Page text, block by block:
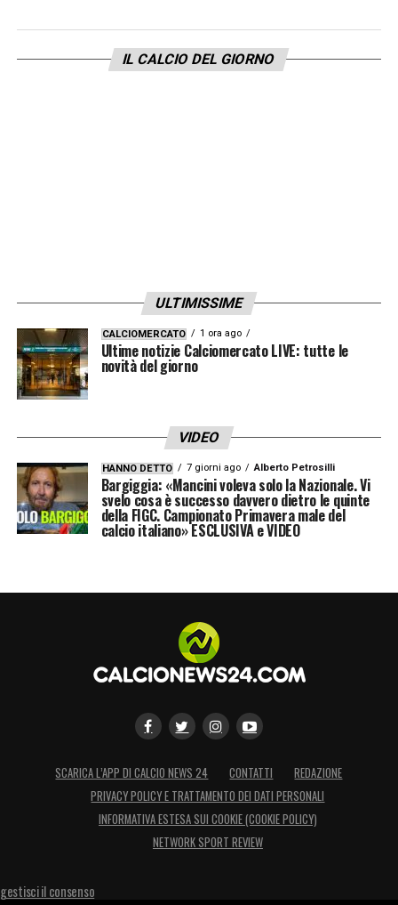
Il centravanti della Juventus, pupillo e punto
IL CALCIO DEL GIORNO
ULTIMISSIME
CALCIOMERCATO 1 ora ago
Ultime notizie Calciomercato LIVE: tutte le
novità del giorno
VIDEO
HANNO DETTO 7 giorni ago Alberto Petrosilli
Bargiggia: «Mancini voleva solo la Nazionale. Vi
svelo cosa è successo davvero dietro le quinte
della FIGC. Campionato Primavera male del
calcio italiano» ESCLUSIVA e VIDEO
SCARICA L’APP DI CALCIO NEWS 24 CONTATTI
REDAZIONE
PRIVACY POLICY E TRATTAMENTO DEI DATI PERSONALI
INFORMATIVA ESTESA SUI COOKIE (COOKIE POLICY)
NETWORK SPORT REVIEW
gestisci il consenso